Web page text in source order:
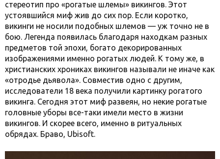
стереотип про «рогатые шлемы» викингов. Этот
устоявшийся миф жив до сих пор. Если коротко,
викинги не носили подобных шлемов — уж точно не в
бою. Легенда появилась благодаря находкам разных
предметов той эпохи, богато декорированных
изображениями именно рогатых людей. К тому же, в
христианских хрониках викингов называли не иначе как
«отродье дьявола». Совместив одно с другим,
исследователи 18 века получили картинку рогатого
викинга. Сегодня этот миф развеян, но некие рогатые
головные уборы все-таки имели место в жизни
викингов. И скорее всего, именно в ритуальных
обрядах. Браво, Ubisoft.